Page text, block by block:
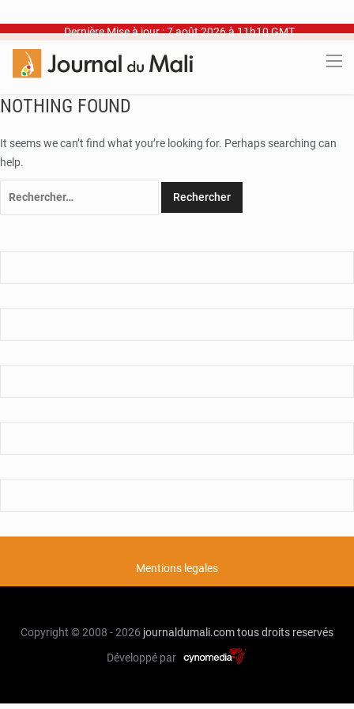
Dernière Mise à jour : 7 août 2026 à 11h10 GMT
NOTHING FOUND
It seems we can’t find what you’re looking for. Perhaps searching can
help.
Mentions legales
Copyright © 2008 - 2026 journaldumali.comtous droits reservés
Développé par